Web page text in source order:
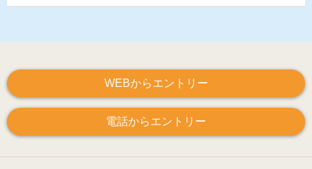
WEBからエントリー
電話からエントリー